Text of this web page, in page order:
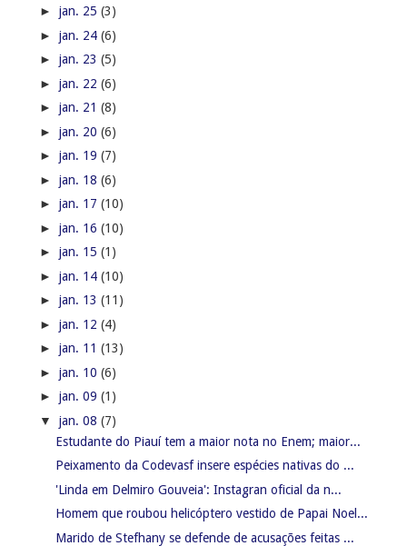
► jan. 25 (3)
► jan. 24 (6)
► jan. 23 (5)
► jan. 22 (6)
► jan. 21 (8)
► jan. 20 (6)
► jan. 19 (7)
► jan. 18 (6)
► jan. 17 (10)
► jan. 16 (10)
► jan. 15 (1)
► jan. 14 (10)
► jan. 13 (11)
► jan. 12 (4)
► jan. 11 (13)
► jan. 10 (6)
► jan. 09 (1)
▼ jan. 08 (7)
Estudante do Piauí tem a maior nota no Enem; maior...
Peixamento da Codevasf insere espécies nativas do ...
'Linda em Delmiro Gouveia': Instagran oficial da n...
Homem que roubou helicóptero vestido de Papai Noel...
Marido de Stefhany se defende de acusações feitas ...